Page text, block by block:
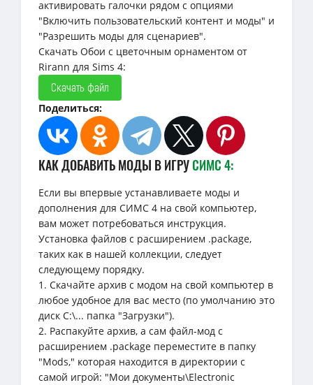
активировать галочки рядом с опциями
"Включить пользовательский контент и моды" и
"Разрешить моды для сценариев".
Скачать Обои с цветочным орнаментом от
Rirann для Sims 4:
Скачать файл
Поделиться:
КАК ДОБАВИТЬ МОДЫ В ИГРУСИМС 4:
Если вы впервые устанавливаете моды и
дополнения для СИМС 4 на свой компьютер,
вам может потребоваться инструкция.
Установка файлов с расширением .package,
таких как в нашей коллекции, следует
следующему порядку.
1. Скачайте архив с модом на свой компьютер в
любое удобное для вас место (по умолчанию это
диск C:\... папка "Загрузки").
2. Распакуйте архив, а сам файл-мод с
расширением .package переместите в папку
"Mods," которая находится в директории с
самой игрой: "Мои документы\Electronic